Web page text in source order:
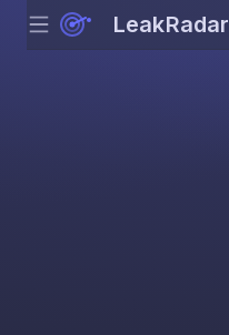
Menu LeakRadar